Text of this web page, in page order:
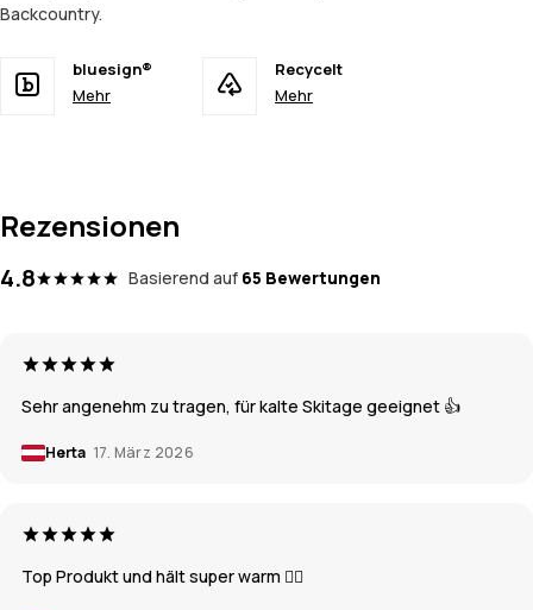
Backcountry.
bluesign®
Mehr
Recycelt
Mehr
Rezensionen
4.8 Basierend auf 65 Bewertungen
Sehr angenehm zu tragen, für kalte Skitage geeignet 👍
Herta 17. März 2026
Top Produkt und hält super warm 👍🏼